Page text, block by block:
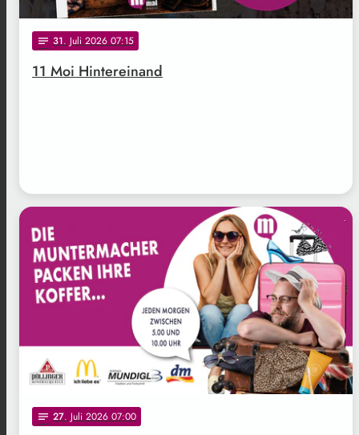
notes 31. Juli 2026 07:15
11 Moi Hintereinand
.
notes 27. Juli 2026 07:00